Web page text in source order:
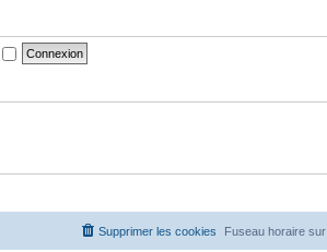
Fuseau horaire sur
Supprimer les cookies